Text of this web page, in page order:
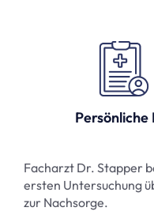
Facharzt Dr. Stapper
ersten Untersuchung
zur Nachsorge.